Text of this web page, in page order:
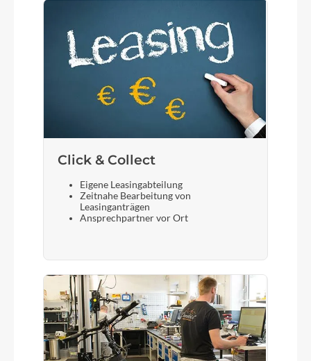
Click & Collect
Eigene Leasingabteilung
Zeitnahe Bearbeitung von
Leasinganträgen
Ansprechpartner vor Ort